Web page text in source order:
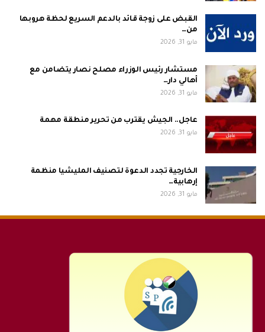
القبض على زوجة قائد بالدعم السريع لحظة هروبها
من…
مايو 31, 2026
مستشار رئيس الوزراء مصلح نصار يتضامن مع
أهالي دار…
مايو 31, 2026
عاجل.. الجيش يقترب من تحرير منطقة مهمة
مايو 31, 2026
الخارجية تجدد الدعوة لتصنيف المليشيا منظمة
إرهابية…
مايو 31, 2026